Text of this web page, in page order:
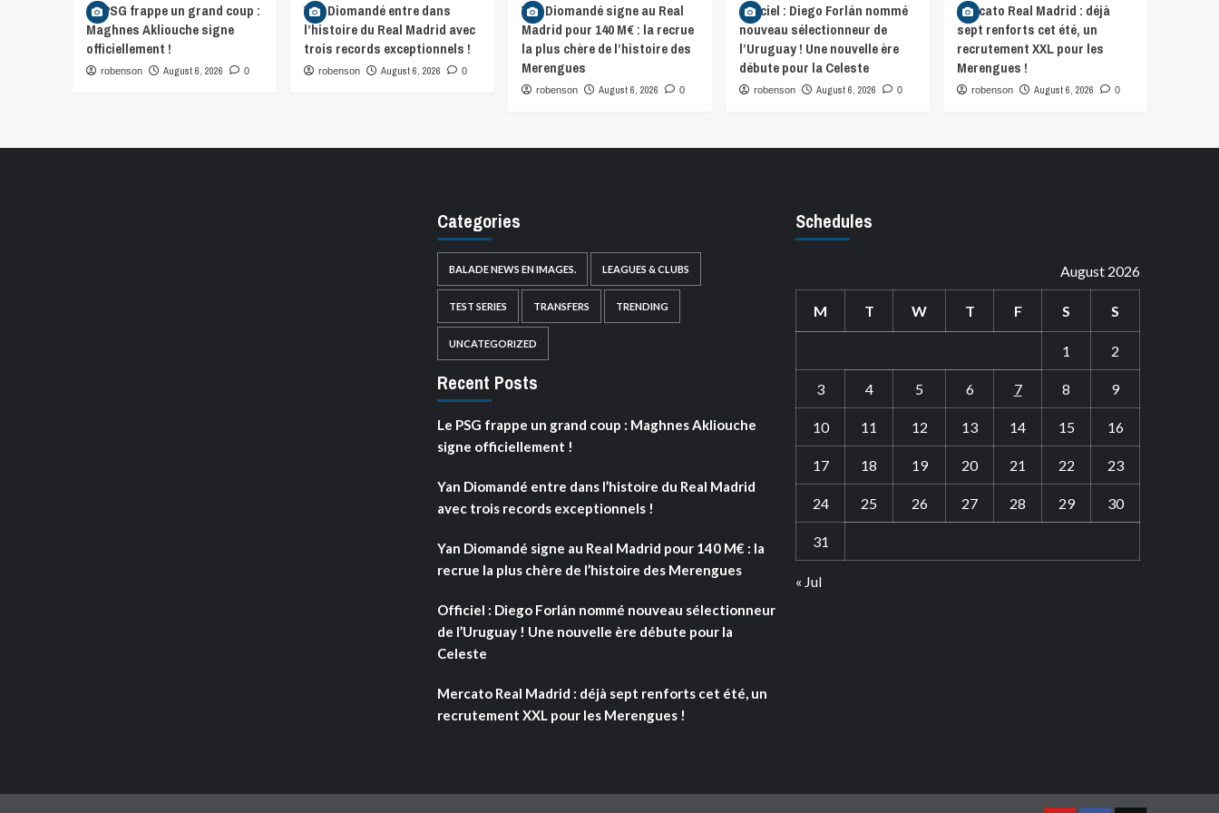
Le PSG frappe un grand coup :
Maghnes Akliouche signe
officiellement !
robenson August 6, 2026 0
Yan Diomandé entre dans
l’histoire du Real Madrid avec
trois records exceptionnels !
robenson August 6, 2026 0
Yan Diomandé signe au Real
Madrid pour 140 M€ : la recrue
la plus chère de l’histoire des
Merengues
robenson August 6, 2026 0
Officiel : Diego Forlán nommé
nouveau sélectionneur de
l’Uruguay ! Une nouvelle ère
débute pour la Celeste
robenson August 6, 2026 0
Mercato Real Madrid : déjà
sept renforts cet été, un
recrutement XXL pour les
Merengues !
robenson August 6, 2026 0
Categories
BALADE NEWS EN IMAGES. LEAGUES & CLUBS
TEST SERIES TRANSFERS TRENDING
UNCATEGORIZED
Recent Posts
Le PSG frappe un grand coup : Maghnes Akliouche
signe officiellement !
Yan Diomandé entre dans l’histoire du Real Madrid
avec trois records exceptionnels !
Yan Diomandé signe au Real Madrid pour 140 M€ : la
recrue la plus chère de l’histoire des Merengues
Officiel : Diego Forlán nommé nouveau sélectionneur
de l’Uruguay ! Une nouvelle ère débute pour la
Celeste
Mercato Real Madrid : déjà sept renforts cet été, un
recrutement XXL pour les Merengues !
Schedules
August 2026
M T W T F S S
1 2
3 4 5 6 7 8 9
10 11 12 13 14 15 16
17 18 19 20 21 22 23
24 25 26 27 28 29 30
31
« Jul